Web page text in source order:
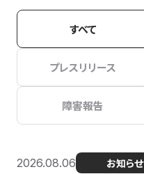
すべて
プレスリリース
障害報告
2026.08.06 お知らせ